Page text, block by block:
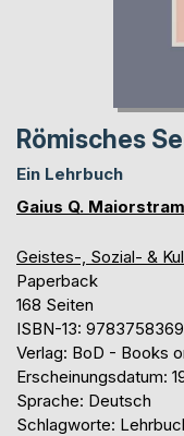
Römisches
Ein Lehrbuch
Gaius Q.
Geistes-, Sozial- &
Paperback
168 Seiten
ISBN-13:
Verlag: BoD - Books
Erscheinungsdatum:
Sprache: Deutsch
Schlagworte: